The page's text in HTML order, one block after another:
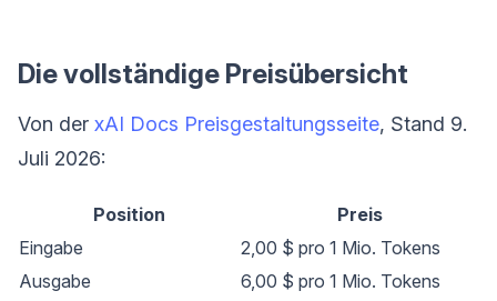
Die vollständige Preisübersicht
Von der xAI Docs Preisgestaltungsseite, Stand 9.
Juli 2026:
Position
Preis
Eingabe
2,00 $ pro 1 Mio. Tokens
Ausgabe
6,00 $ pro 1 Mio. Tokens